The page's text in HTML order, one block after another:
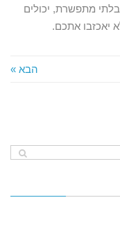
בלתי מתפשרת, יכולים
יאכזבו אתכם.
הבא »